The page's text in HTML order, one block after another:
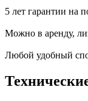
5 лет гарантии на
Можно в аренду,
Любой удобный